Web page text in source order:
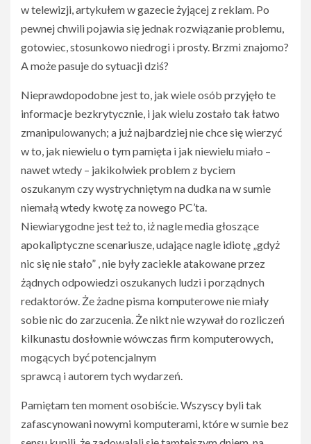
w telewizji, artykułem w gazecie żyjącej z reklam. Po
pewnej chwili pojawia się jednak rozwiązanie problemu,
gotowiec, stosunkowo niedrogi i prosty. Brzmi znajomo?
A może pasuje do sytuacji dziś?
Nieprawdopodobne jest to, jak wiele osób przyjęło te
informacje bezkrytycznie, i jak wielu zostało tak łatwo
zmanipulowanych; a już najbardziej nie chce się wierzyć
w to, jak niewielu o tym pamięta i jak niewielu miało –
nawet wtedy – jakikolwiek problem z byciem
oszukanym czy wystrychniętym na dudka na w sumie
niemałą wtedy kwotę za nowego PC’ta.
Niewiarygodne jest też to, iż nagle media głoszące
apokaliptyczne scenariusze, udające nagle idiotę „gdyż
nic się nie stało” , nie były zaciekle atakowane przez
żądnych odpowiedzi oszukanych ludzi i porządnych
redaktorów. Że żadne pisma komputerowe nie miały
sobie nic do zarzucenia. Że nikt nie wzywał do rozliczeń
kilkunastu dosłownie wówczas firm komputerowych,
mogących być potencjalnym
sprawcą i autorem tych wydarzeń.
Pamiętam ten moment osobiście. Wszyscy byli tak
zafascynowani nowymi komputerami, które w sumie bez